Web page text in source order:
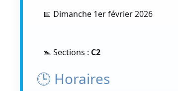
📅 Dimanche 1er février 2026
🏊 Sections : C2
🕒 Horaires